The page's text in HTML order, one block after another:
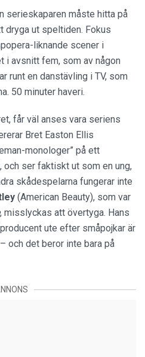
serieskaparen måste hitta på
dryga ut speltiden. Fokus
liknande scener i
i avsnitt fem, som av någon
runt en danstävling i TV, som
50 minuter haveri.
får väl anses vara seriens
Bret Easton Ellis
monologer” på ett
ser faktiskt ut som en ung,
skådespelarna fungerar inte
(American Beauty), som var
, misslyckas att övertyga. Hans
ute efter småpojkar är
och det beror inte bara på